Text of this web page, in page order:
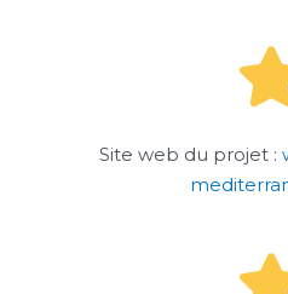
Site web du projet :